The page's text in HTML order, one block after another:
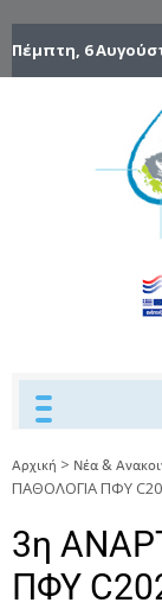
Πέμπτη, 6
Αρχική > Νέα &
ΠΑΘΟΛΟΓΙΑ ΠΦΥ
3η
ΠΦΥ